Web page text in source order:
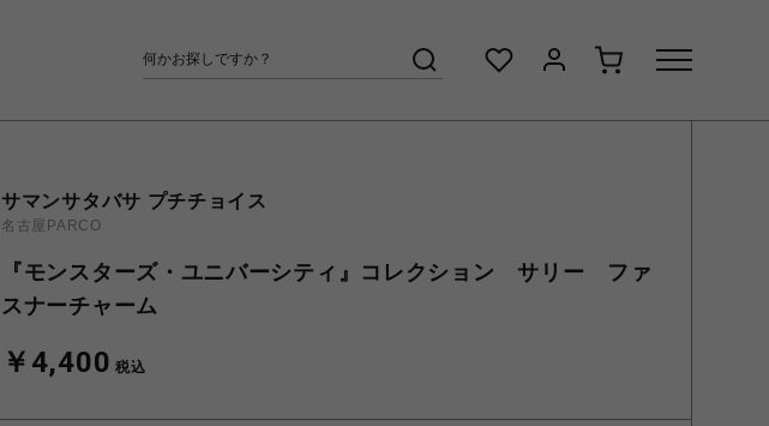
サマンサタバサ プチチョイス
名古屋PARCO
『モンスターズ・ユニバーシティ』コレクション サリー ファ
スナーチャーム
￥4,400 税込